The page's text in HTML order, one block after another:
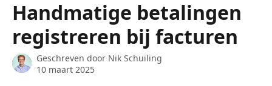
Handmatige betalingen
registreren bij facturen
Geschreven door Nik Schuiling
10 maart 2025